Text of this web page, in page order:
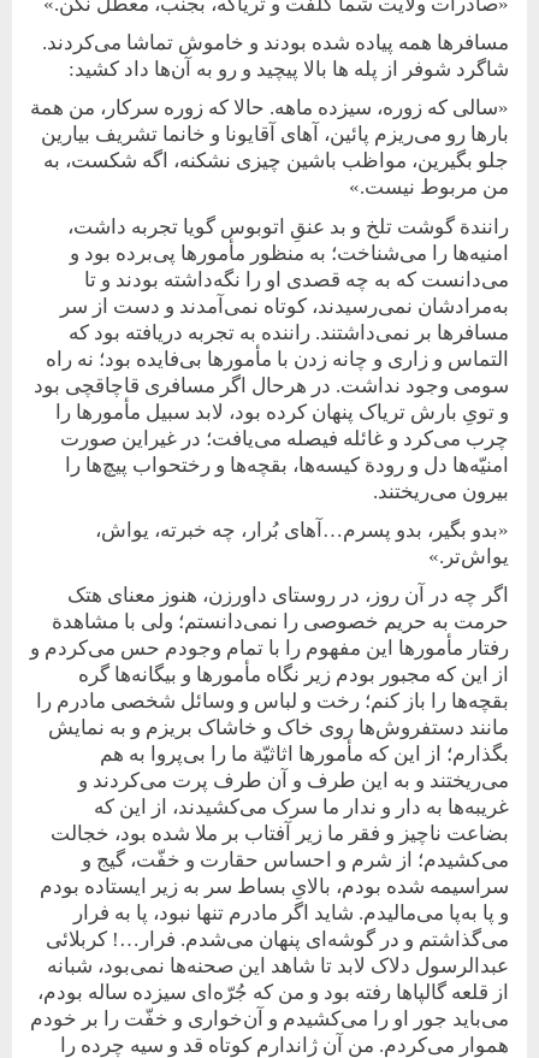
مسافرها همه پیاده شده بودند و خاموش تماشا می‌کردند.
شاگرد شوفر از پله ها بالا پیچید و رو به آن‌ها داد کشید:
«سالی که زوره، سیزده ماهه. حالا که زوره سرکار، من همة
بارها رو می‌ریزم پائین، آهای آقایونا و خانما تشریف بیارین
جلو بگیرین، مواظب باشین چیزی نشکنه، اگه شکست، به
من مربوط نیست.»
رانندة گوشت تلخ و بد ‌عنقِ اتوبوس گویا تجربه داشت،
امنیه‌ها را می‌شناخت؛ به منظور مأمورها پی‌برده بود و
می‌دانست که به چه قصدی او را نگه‌داشته بودند و تا
به‌مرادشان نمی‌‌رسیدند، کوتاه نمی‌آمدند و دست از سر
مسافرها بر نمی‌داشتند. راننده به تجربه دریافته بود که
التماس و زاری و چانه ‌زدن با مأمورها بی‌فایده بود؛ نه راه
سومی وجود نداشت. در هر‌حال اگر مسافری قاچاقچی بود
و تویِ بارش تریاک پنهان کرده بود، لابد سبیل مأمورها را
چرب می‌کرد و غائله فیصله می‌یافت؛ در غیراین صورت
امنیّه‌ها دل و رودة کیسه‌ها، بقچه‌ها و رختحواب پیچ‌ها را
بیرون می‌ریختند.
«بدو بگیر، بدو پسرم…آهای بُرار، چه خبرته، یواش،
یواش‌تر.»
اگر چه در آن روز، در روستای داورزن، هنوز معنای هتک
حرمت به حریم خصوصی را نمی‌‌دانستم؛ ولی با مشاهدة
رفتار مأمورها این مفهوم را با تمام وجودم حس می‌کردم و
از این که مجبور بودم زیر نگاه مأمورها و بیگانه‌ها گره
بقچه‌ها را باز کنم؛ رخت و لباس و وسائل شخصی مادرم را
مانند دستفروش‌ها روی خاک و خاشاک بریزم و به نمایش
بگذارم؛ از این‌‌‌‌ که مأمورها اثاثیّة ما را بی‌پروا به هم
می‌ریختند و به این طرف و آن طرف پرت می‌کردند و
غریبه‌ها به‌ دار و ندار ما سرک می‌کشیدند، از این که
بضاعت ناچیز و فقر ما زیر آفتاب بر‌ ملا شده بود، خجالت
می‌کشیدم؛ از شرم و احساس حقارت و خفّت، گیج و
سراسیمه شده بودم، بالایِ بساط سر به زیر ایستاده بودم
و پا به‌پا می‌مالیدم. شاید اگر مادرم تنها نبود، پا به فرار
می‌گذاشتم و در گوشه‌ای پنهان می‌شدم. فرار…! کربلائی
عبدالرسول دلاک لابد تا شاهد این صحنه‌ها نمی‌بود، شبانه
از قلعه‌ گالپاها رفته بود و من که جُرّه‌‌ای سیزده ساله بودم،
می‌باید جور او را می‌کشیدم و آن‌خواری و خفّت را بر خودم
هموار می‌کردم. من آن ژاندارم کوتاه قد و سیه چرده را